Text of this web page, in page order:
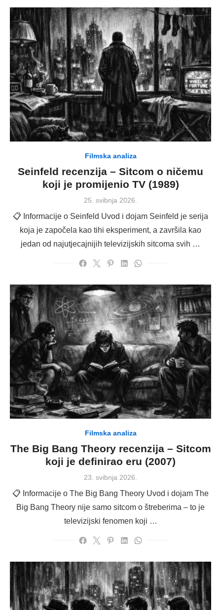
Filmska analiza
Seinfeld recenzija – Sitcom o ničemu
koji je promijenio TV (1989)
Posted
25. svibnja 2026.
📋 Informacije o Seinfeld Uvod i dojam Seinfeld je serija
koja je započela kao tihi eksperiment, a završila kao
jedan od najutjecajnijih televizijskih sitcoma svih …
Filmska analiza
The Big Bang Theory recenzija – Sitcom
koji je definirao eru (2007)
Posted
23. svibnja 2026.
📋 Informacije o The Big Bang Theory Uvod i dojam The
Big Bang Theory nije samo sitcom o štreberima – to je
televizijski fenomen koji …